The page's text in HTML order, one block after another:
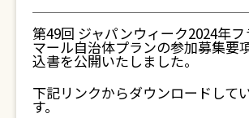
第49回 ジャパンウィーク2024年
マール自治体プランの参加募集要
込書を公開いたしました。
下記リンクからダウンロードして
す。